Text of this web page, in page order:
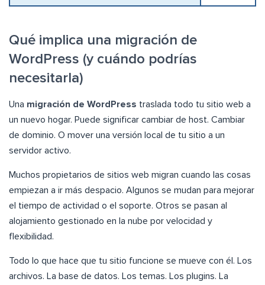
Qué implica una migración de
WordPress (y cuándo podrías
necesitarla)
Una migración de WordPress traslada todo tu sitio web a
un nuevo hogar. Puede significar cambiar de host. Cambiar
de dominio. O mover una versión local de tu sitio a un
servidor activo.
Muchos propietarios de sitios web migran cuando las cosas
empiezan a ir más despacio. Algunos se mudan para mejorar
el tiempo de actividad o el soporte. Otros se pasan al
alojamiento gestionado en la nube por velocidad y
flexibilidad.
Todo lo que hace que tu sitio funcione se mueve con él. Los
archivos. La base de datos. Los temas. Los plugins. La